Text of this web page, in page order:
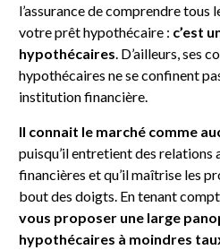
l’assurance de comprendre tous
votre prêt hypothécaire : c’est
hypothécaires. D’ailleurs, ses
hypothécaires ne se confinent
institution financière.
Il connait le marché comme
puisqu’il entretient des
financières et qu’il maîtrise les
bout des doigts. En tenant
vous proposer une large
hypothécaires à moindres